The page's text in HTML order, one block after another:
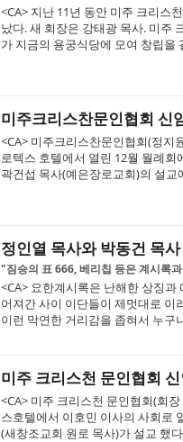
<CA> 지난 11년 동안 미주 크리스
났다. 새 회장은 강태광 목사. 미주
가 지금의 용궁식당에 모여 창립을
미주크리스찬문인협회 신
<CA> 미주크리스찬문인협회(정지
로텍스 호텔에서 열린 12월 월례
곽건섭 목사(예은장로교회)의 설교
정인열 목사와 박동건 목
"짐승의 표 666, 베리칩 등은 계시록
<CA> 요한계시록은 난해한 상징
어져간 사이 이단들이 제멋대로 이
이런 막연한 거리감을 좁혀서 누구
미주 크리스천 문인협회
<CA> 미주 크리스천 문인협회(회
스호텔에서 이호민 이사의 사회로
(새창조교회 원로 목사)가 설교 했